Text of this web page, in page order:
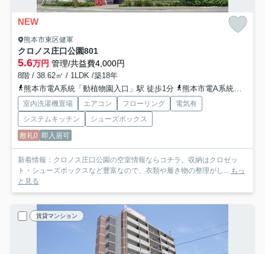
NEW
熊本市東区健軍
クロノス庄口公園801
5.6万円 管理/共益費4,000円
8階 / 38.62㎡ / 1LDK /築18年
熊本市電A系統「動植物園入口」駅 徒歩1分
熊本市電A系統「健軍交番前」駅 徒歩3分
室内洗濯機置場 エアコン フローリング
電気有
システムキッチン
シューズボックス
敷礼0 即入居可
新着情報：クロノス庄口公園の空室情報ならコチラ。収納はクロゼッ
ト・シューズボックスなど豊富なので、衣類や履き物の整理がし... もっ
と見る
賃貸マンション